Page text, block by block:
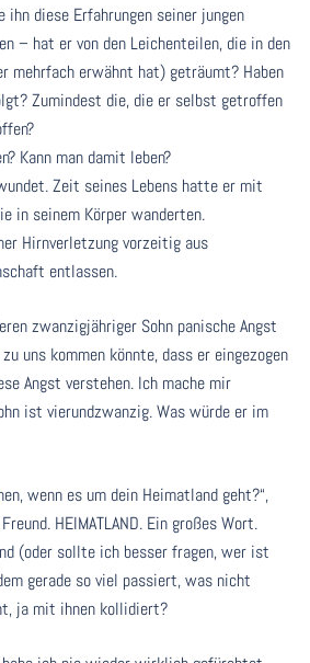
ihn diese Erfahrungen seiner jungen
– hat er von den Leichenteilen, die in den
mehrfach erwähnt hat) geträumt? Haben
Zumindest die, die er selbst getroffen
Kann man damit leben?
Zeit seines Lebens hatte er mit
in seinem Körper wanderten.
Hirnverletzung vorzeitig aus
entlassen.
zwanzigjähriger Sohn panische Angst
uns kommen könnte, dass er eingezogen
Angst verstehen. Ich mache mir
ist vierundzwanzig. Was würde er im
wenn es um dein Heimatland geht?“,
HEIMATLAND. Ein großes Wort.
(oder sollte ich besser fragen, wer ist
gerade so viel passiert, was nicht
ja mit ihnen kollidiert?